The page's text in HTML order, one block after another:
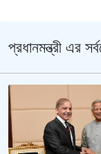
প্রধানমন্ত্রী এর